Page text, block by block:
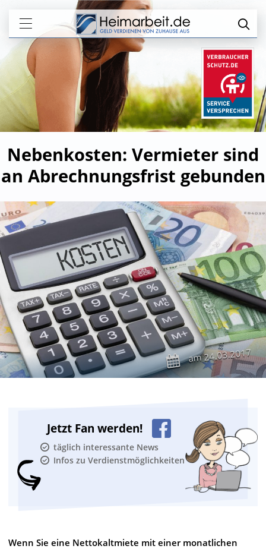
Nebenkosten: Vermieter sind
an Abrechnungsfrist gebunden
am24.03.2017
Jetzt Fan werden!
täglich interessante News
Infos zu Verdienstmöglichkeiten
Wenn Sie eine Nettokaltmiete mit einer monatlichen